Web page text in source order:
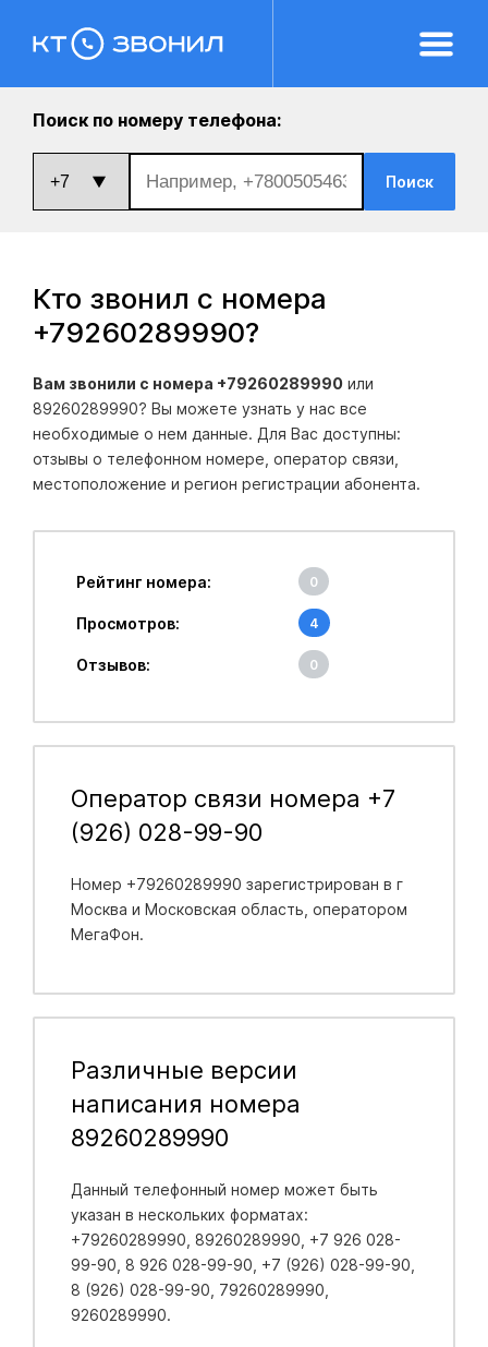
Поиск по номеру телефона:
Поиск
Кто звонил с номера
+79260289990?
Вам звонили с номера +79260289990 или
89260289990? Вы можете узнать у нас все
необходимые о нем данные. Для Вас доступны:
отзывы о телефонном номере, оператор связи,
местоположение и регион регистрации абонента.
Рейтинг номера: 0
Просмотров: 4
Отзывов: 0
Оператор связи номера +7
(926) 028-99-90
Номер +79260289990 зарегистрирован в г
Москва и Московская область , оператором
МегаФон.
Различные версии
написания номера
89260289990
Данный телефонный номер может быть
указан в нескольких форматах:
+79260289990, 89260289990, +7 926 028-
99-90, 8 926 028-99-90, +7 (926) 028-99-90,
8 (926) 028-99-90, 79260289990,
9260289990.